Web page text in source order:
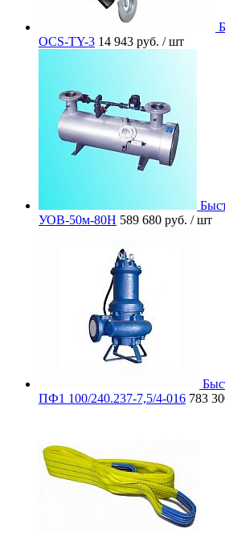
OCS-TY-3 14 943 руб. / шт
УОВ-50м-80Н 589 680 руб. / шт
ПФ1 100/240.237-7,5/4-016 783